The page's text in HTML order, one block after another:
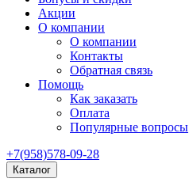
Акции
О компании
О компании
Контакты
Обратная связь
Помощь
Как заказать
Оплата
Популярные вопросы
+7(958)578-09-28
Каталог